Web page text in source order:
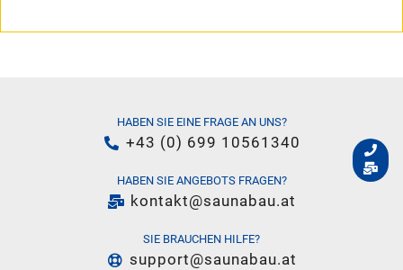
HABEN SIE EINE FRAGE AN UNS?
+43 (0) 699 10561340
HABEN SIE ANGEBOTS FRAGEN?
kontakt@saunabau.at
SIE BRAUCHEN HILFE?
support@saunabau.at